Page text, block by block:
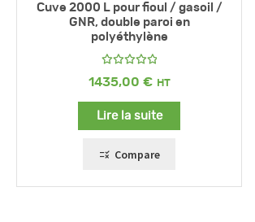
Cuve 2000 L pour fioul / gasoil /
GNR, double paroi en
polyéthylène
sur 5
1435,00 €
Lire la suite
Compare